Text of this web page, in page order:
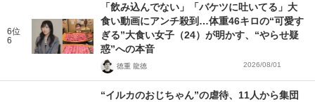
6位
6
「飲み込んでない」「バケツに吐いてる」大
食い動画にアンチ殺到…体重46キロの“可愛す
ぎる”大食い女子（24）が明かす、“やらせ疑
惑”への本音
徳重 龍徳 2026/08/01
“イルカのおじちゃん”の虐待、11人から集団